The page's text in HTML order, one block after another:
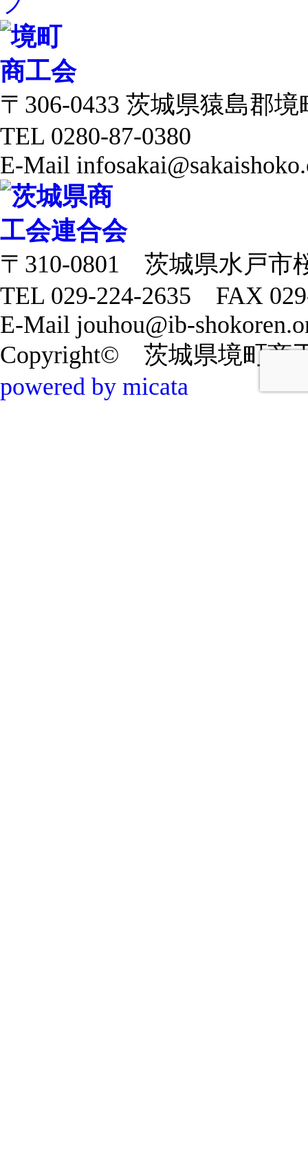
〒306-0433 茨城県猿島郡境
TEL 0280-87-0380
E-Mail
〒310-0801 茨城県水戸市
TEL 029-224-2635 FAX
E-Mail jouhou@ib-
Copyright© 茨城県境町商
powered by micata